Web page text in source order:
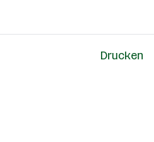
Drucken